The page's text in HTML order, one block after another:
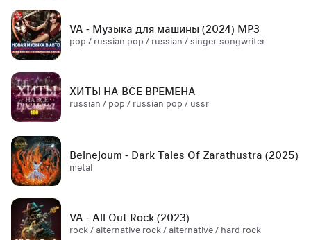
VA - Музыка для машины (2024) MP3
pop / russian pop / russian / singer-songwriter
ХИТЫ НА ВСЕ ВРЕМЕНА
russian / pop / russian pop / ussr
Belnejoum - Dark Tales Of Zarathustra (2025)
metal
VA - All Out Rock (2023)
rock / alternative rock / alternative / hard rock